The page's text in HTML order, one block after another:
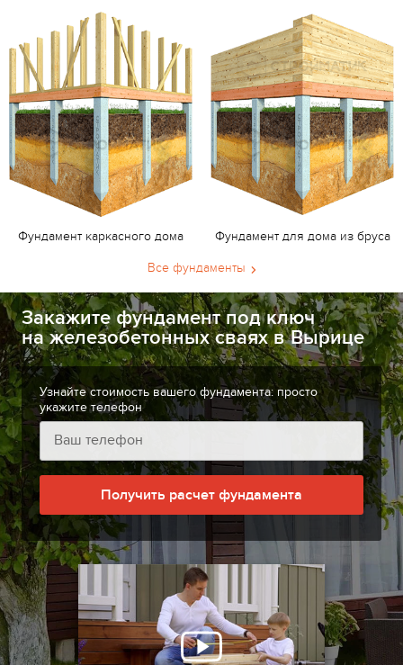
Фундамент каркасного дома Фундамент для дома из бруса
Все фундаменты
Закажите фундамент под ключ
на железобетонных сваях в Вырице
Узнайте стоимость вашего фундамента: просто
укажите телефон
Получить расчет фундамента